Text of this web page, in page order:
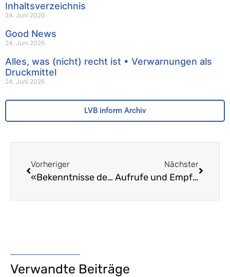
Inhaltsverzeichnis
24. Juni 2026
Good News
24. Juni 2026
Alles, was (nicht) recht ist • Verwarnungen als
Druckmittel
24. Juni 2026
LVB inform Archiv
Vorheriger
«Bekenntnisse des Schulentwicklers Felix Walldorf» Siebter Teil
Nächster
Aufrufe und Empfehlungen
Verwandte Beiträge